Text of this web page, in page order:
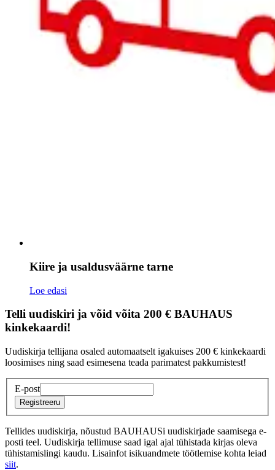
Kiire ja usaldusväärne tarne
Loe edasi
Telli uudiskiri ja võid võita 200 € BAUHAUS
kinkekaardi!
Uudiskirja tellijana osaled automaatselt igakuises 200 € kinkekaardi
loosimises ning saad esimesena teada parimatest pakkumistest!
E-post
Registreeru
Tellides uudiskirja, nõustud BAUHAUSi uudiskirjade saamisega e-
posti teel. Uudiskirja tellimuse saad igal ajal tühistada kirjas oleva
tühistamislingi kaudu. Lisainfot isikuandmete töötlemise kohta leiad
siit.